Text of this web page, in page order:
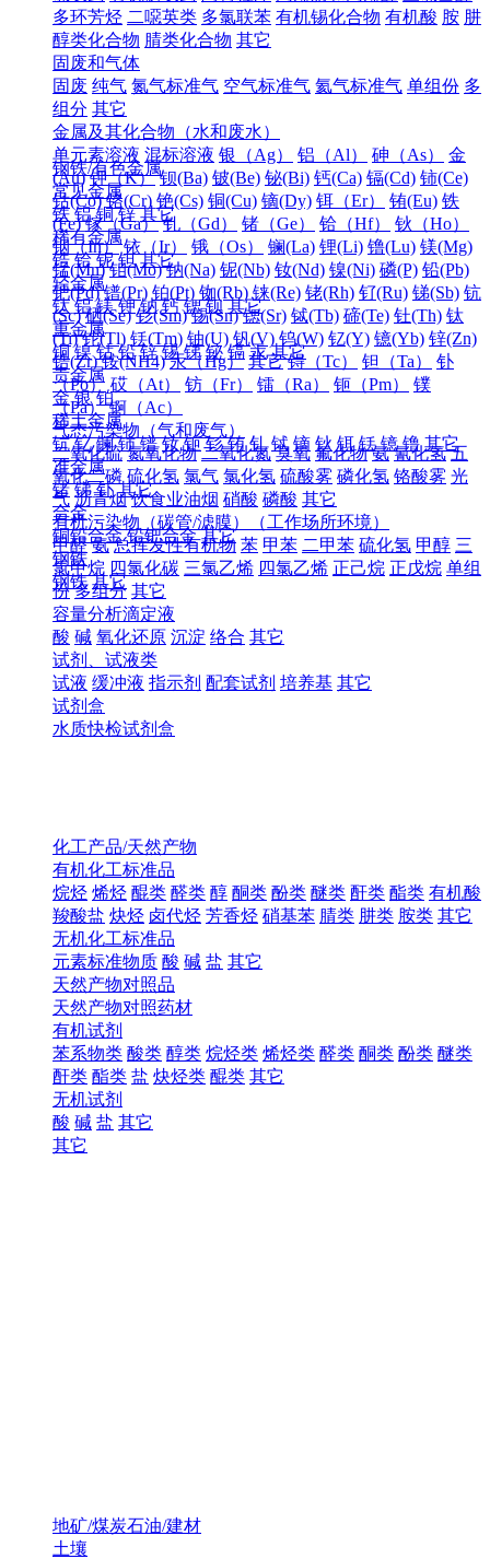
多环芳烃 二噁英类 多氯联苯 有机锡化合物 有机酸 胺 肼
醇类化合物 腈类化合物 其它
固废和气体
固废 纯气 氮气标准气 空气标准气 氦气标准气 单组份 多
组分 其它
金属及其化合物（水和废水）
单元素溶液 混标溶液 银（Ag） 铝（Al） 砷（As）
金
(Au) 钾（K） 钡(Ba) 铍(Be) 铋(Bi) 钙(Ca) 镉(Cd) 铈(Ce)
钴(Co) 铬(Cr) 铯(Cs) 铜(Cu) 镝(Dy) 铒（Er） 铕(Eu) 铁
(Fe) 镓（Ga） 钆（Gd） 锗（Ge） 铪（Hf）
钬（Ho）
铟（In） 铱（Ir） 锇（Os） 镧(La) 锂(Li) 镥(Lu) 镁(Mg)
锰(Mn) 钼(Mo) 钠(Na) 铌(Nb) 钕(Nd) 镍(Ni) 磷(P) 铅(Pb)
钯(Pd) 镨(Pr) 铂(Pt) 铷(Rb) 铼(Re) 铑(Rh) 钌(Ru) 锑(Sb) 钪
(Sc) 硒(Se) 钐(Sm) 锡(Sn) 锶(Sr) 铽(Tb) 碲(Te) 钍(Th) 钛
(Ti) 铊(Tl) 铥(Tm) 铀(U) 钒(V) 钨(W) 钇(Y) 镱(Yb) 锌(Zn)
锆(Zr) 铵(NH4) 汞（Hg） 其它 锝（Tc） 钽（Ta）
钋
（Po） 砹（At） 钫（Fr） 镭（Ra） 钷（Pm）
镤
（Pa） 锕（Ac）
气态污染物（气和废气）
二氧化硫 氮氧化物 二氧化氮 臭氧 氟化物 氨 氰化氢 五
氧化二磷 硫化氢 氯气 氯化氢 硫酸雾 磷化氢 铬酸雾 光
气 沥青烟 饮食业油烟 硝酸 磷酸 其它
有机污染物（碳管/滤膜）（工作场所环境）
甲醛 氨 总挥发性有机物 苯 甲苯 二甲苯 硫化氢 甲醇 三
氯甲烷 四氯化碳 三氯乙烯 四氯乙烯 正己烷 正戊烷 单组
份 多组分 其它
容量分析滴定液
酸 碱 氧化还原 沉淀 络合 其它
试剂、试液类
试液 缓冲液 指示剂 配套试剂 培养基 其它
试剂盒
水质快检试剂盒
钢铁/有色金属
常见金属
铁 铝 铜 锌 其它
稀有金属
锆 铪 铌 钽 其它
轻金属
钛 铝 镁 钾 钠 钙 锶 钡 其它
重金属
铜 镍 钴 铅 锌 锡 锑 铋 镉 汞 其它
贵金属
金 银 铂
稀土金属
钪 钇 镧 铈 镨 钕 钷 钐 铕 钆 铽 镝 钬 铒 铥 镱 镥 其它
准金属
锗 锑 钋 其它
合金
铜铅合金 铅钯合金 其它
钢铁
钢铁 其它
化工产品/天然产物
有机化工标准品
烷烃 烯烃 醌类 醛类 醇 酮类 酚类 醚类 酐类 酯类 有机酸
羧酸盐 炔烃 卤代烃 芳香烃 硝基苯 腈类 肼类 胺类 其它
无机化工标准品
元素标准物质 酸 碱 盐 其它
天然产物对照品
天然产物对照药材
有机试剂
苯系物类 酸类 醇类 烷烃类 烯烃类 醛类 酮类 酚类 醚类
酐类 酯类 盐 炔烃类 醌类 其它
无机试剂
酸 碱 盐 其它
其它
地矿/煤炭石油/建材
土壤